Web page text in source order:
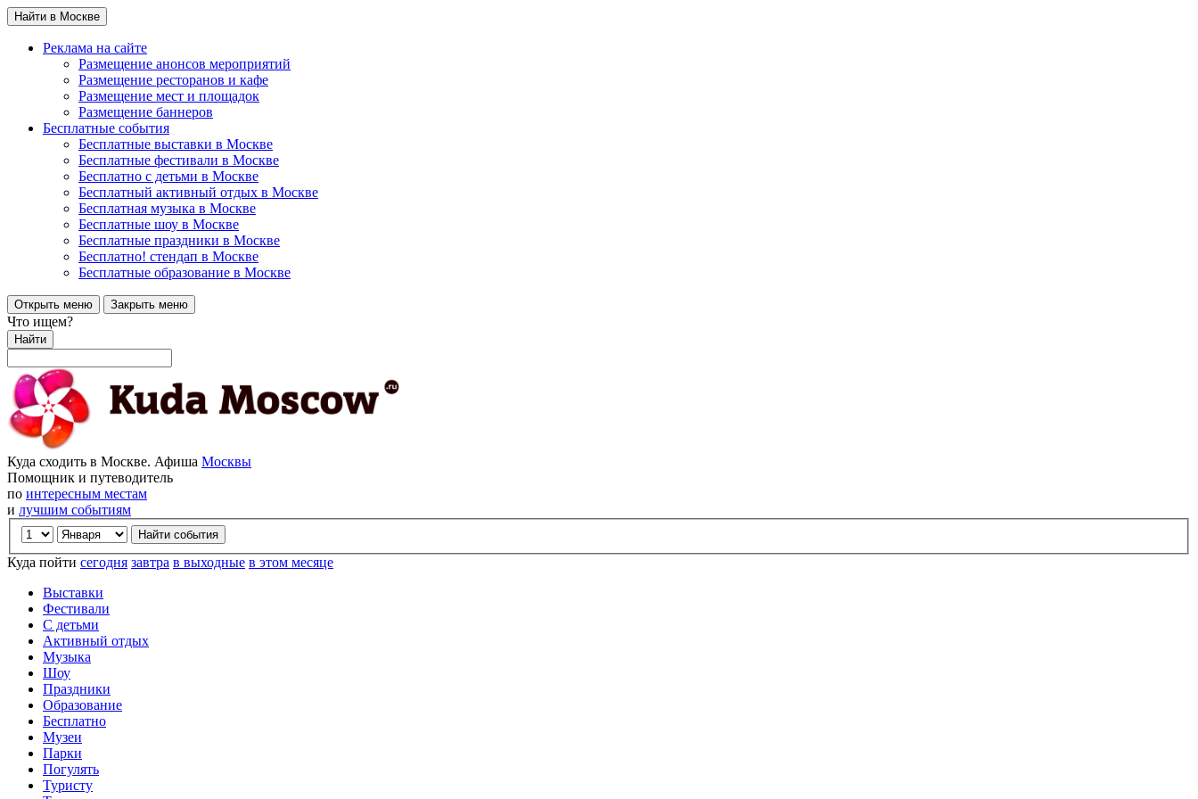
Найти в Москве
Реклама на сайте
Размещение анонсов мероприятий
Размещение ресторанов и кафе
Размещение мест и площадок
Размещение баннеров
Бесплатные события
Бесплатные выставки в Москве
Бесплатные фестивали в Москве
Бесплатно с детьми в Москве
Бесплатный активный отдых в Москве
Бесплатная музыка в Москве
Бесплатные шоу в Москве
Бесплатные праздники в Москве
Бесплатно! стендап в Москве
Бесплатные образование в Москве
Открыть меню Закрыть меню
Что ищем?
Найти
Куда сходить в Москве. Афиша Москвы
Помощник и путеводитель
по интересным местам
и лучшим событиям
Куда пойти сегодня завтра в выходные в этом месяце
Выставки
Фестивали
С детьми
Активный отдых
Музыка
Шоу
Праздники
Образование
Бесплатно
Музеи
Парки
Погулять
Туристу